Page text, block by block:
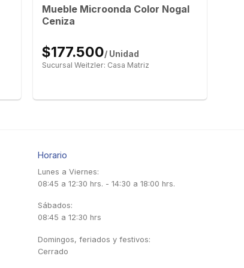
Mueble Microonda Color Nogal
Ceniza
$177.500/ Unidad
Sucursal Weitzler: Casa Matriz
Horario
Lunes a Viernes:
08:45 a 12:30 hrs. - 14:30 a 18:00 hrs.
Sábados:
08:45 a 12:30 hrs
Domingos, feriados y festivos:
Cerrado